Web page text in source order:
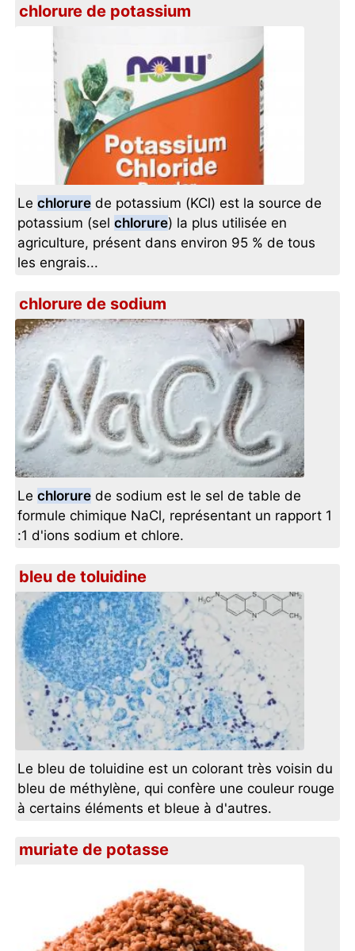
chlorure de potassium
Lechlorure de potassium (KCl) est la source de
potassium (selchlorure) la plus utilisée en
agriculture, présent dans environ 95 % de tous
les engrais...
chlorure de sodium
Lechlorure de sodium est le sel de table de
formule chimique NaCl, représentant un rapport 1
:1 d'ions sodium et chlore.
bleu de toluidine
Le bleu de toluidine est un colorant très voisin du
bleu de méthylène, qui confère une couleur rouge
à certains éléments et bleue à d'autres.
muriate de potasse